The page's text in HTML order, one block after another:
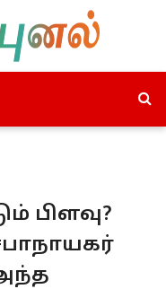
பிளவு?